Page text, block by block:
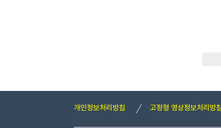
개인정보처리방침 고정형 영상정보처리방